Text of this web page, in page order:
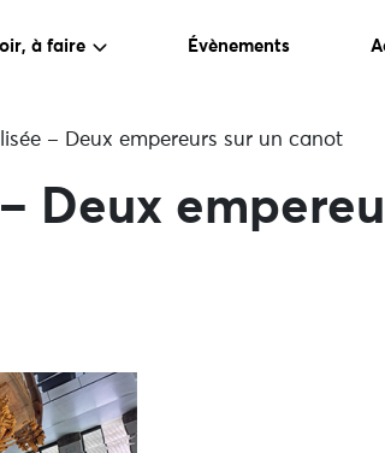
à faire Évènements
– Deux empereurs sur un canot
Deux